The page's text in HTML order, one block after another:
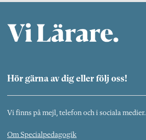
Hör gärna av dig eller följ oss!
Vi finns på mejl, telefon och i sociala medier.
Om Specialpedagogik